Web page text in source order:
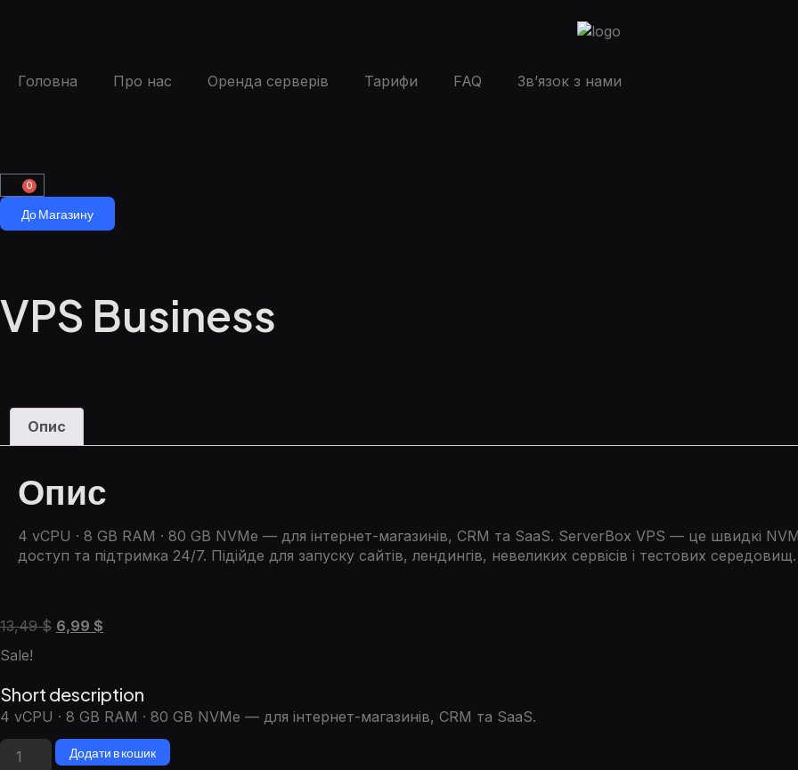
Головна Про нас Оренда серверів Тарифи FAQ Зв’язок з нами
0
До Магазину
VPS Business
Опис
Опис
4 vCPU · 8 GB RAM · 80 GB NVMe — для інтернет-магазинів, CRM та SaaS. ServerBox VPS — це швидкі
доступ та підтримка 24/7. Підійде для запуску сайтів, лендингів, невеликих сервісів і тестових середовищ.
13,49$ 6,99 $
Sale!
Short description
4 vCPU · 8 GB RAM · 80 GB NVMe — для інтернет-магазинів, CRM та SaaS.
Додати в кошик